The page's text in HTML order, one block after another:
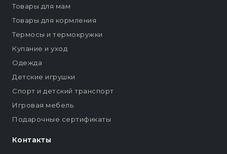
Контакты
Товары для мам
Товары для кормления
Термосы и термокружки
Купание и уход
Одежда
Детские игрушки
Спорт и детский транспорт
Игровая мебель
Подарочные сертификаты